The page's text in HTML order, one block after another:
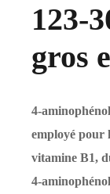
123-
gros
4-
employé pour
vitamine B1,
4-